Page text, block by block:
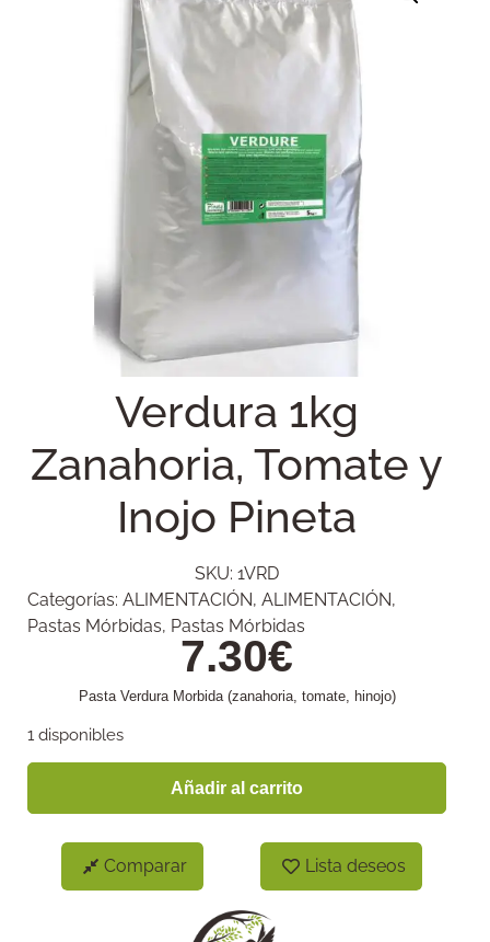
Verdura 1kg
Zanahoria, Tomate y
Inojo Pineta
SKU: 1VRD
Categorías: ALIMENTACIÓN, ALIMENTACIÓN,
Pastas Mórbidas, Pastas Mórbidas
7.30€
Pasta Verdura Morbida (zanahoria, tomate, hinojo)
1 disponibles
Añadir al carrito
Comparar Lista deseos